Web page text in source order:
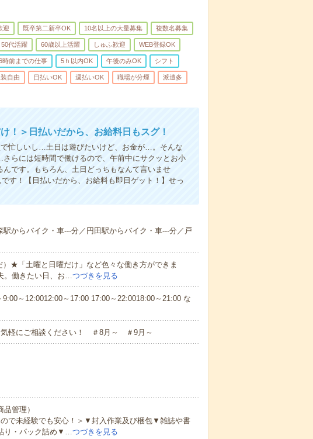
迎 既卒第二新卒OK 10名以上の大量募集 複数名募集
代活躍 60歳以上活躍 しゅふ歓迎 WEB登録OK
時前までの仕事 5ｈ以内OK 午後のみOK シフト
自由 日払いOK 週払いOK 職場が分煙 派遣多
！＞日払いだから、お給料日もスグ！
忙しいし…土日は遊びたいけど、お金が…。そんな
らには短時間で働けるので、午前中にサクッとお小
です。もちろん、土日どっちもなんて言いませ
す！【日払いだから、お給料も即日ゲット！】せっ
からバイク・車---分／円田駅からバイク・車---分／戸
★「土曜と日曜だけ」など色々な働き方ができま
。働きたい日、お…つづきを見る
～12:0012:00～17:00 17:00～22:0018:00～21:00 な
軽にご相談ください！ ＃8月～ ＃9月～
管理）
で未経験でも安心！＞▼封入作業及び梱包▼雑誌や書
り・パック詰め▼…つづきを見る